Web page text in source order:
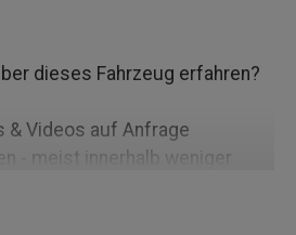
dieses Fahrzeug erfahren?
Videos auf Anfrage
- meist innerhalb weniger